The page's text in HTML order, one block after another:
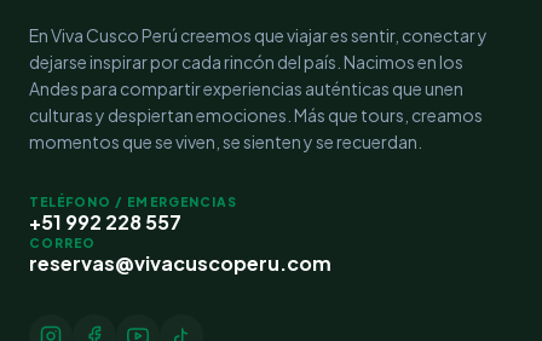
En Viva Cusco Perú creemos que viajar es sentir, conectar y
dejarse inspirar por cada rincón del país. Nacimos en los
Andes para compartir experiencias auténticas que unen
culturas y despiertan emociones. Más que tours, creamos
momentos que se viven, se sienten y se recuerdan.
TELÉFONO / EMERGENCIAS
+51 992 228 557
CORREO
reservas@vivacuscoperu.com